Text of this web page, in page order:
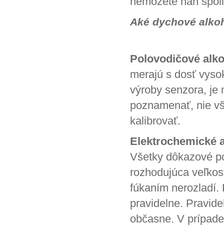
Aké dychové
Polovodičové
merajú s dosť
výroby senzora,
poznamenať, nie
kalibrovať.
Elektrochemické
Všetky dôkazové
rozhodujúca
fúkaním nerozladí.
pravidelne.
občasne. V